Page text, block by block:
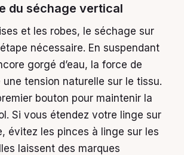
du séchage vertical
et les robes, le séchage sur
nécessaire. En suspendant
gorgé d’eau, la force de
tension naturelle sur le tissu.
bouton pour maintenir la
Si vous étendez votre linge sur
évitez les pinces à linge sur les
laissent des marques